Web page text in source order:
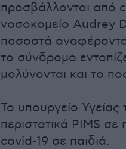
προσβάλλονται από
νοσοκομείο Audrey
ποσοστά
το σύνδρομο
μολύνονται και το
Το υπουργείο Υγείας
περιστατικά PIMS
covid-19 σε παιδιά.